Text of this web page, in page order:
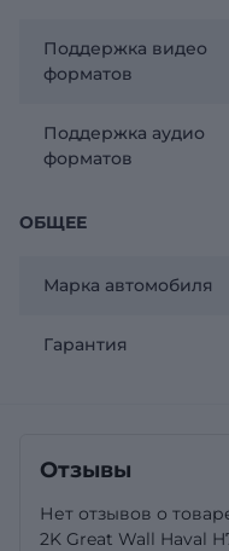
Поддержка видео
форматов
Поддержка аудио
форматов
ОБЩЕЕ
Марка автомобиля
Гарантия
Отзывы
Нет отзывов о
2K Great Wall Haval